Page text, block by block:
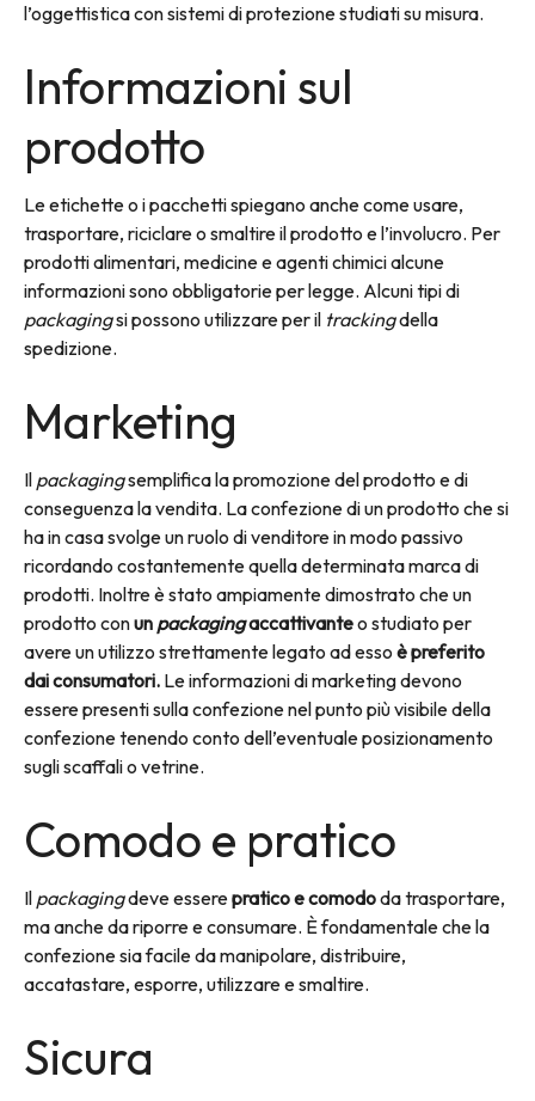
l’oggettistica con sistemi di protezione studiati su misura.
Informazioni sul
prodotto
Le etichette o i pacchetti spiegano anche come usare,
trasportare, riciclare o smaltire il prodotto e l’involucro. Per
prodotti alimentari, medicine e agenti chimici alcune
informazioni sono obbligatorie per legge. Alcuni tipi di
packagingsi possono utilizzare per il trackingdella
spedizione.
Marketing
Il packagingsemplifica la promozione del prodotto e di
conseguenza la vendita. La confezione di un prodotto che si
ha in casa svolge un ruolo di venditore in modo passivo
ricordando costantemente quella determinata marca di
prodotti. Inoltre è stato ampiamente dimostrato che un
prodotto conun packagingaccattivanteo studiato per
avere un utilizzo strettamente legato ad esso è preferito
dai consumatori. Le informazioni di marketing devono
essere presenti sulla confezione nel punto più visibile della
confezione tenendo conto dell’eventuale posizionamento
sugli scaffali o vetrine.
Comodo e pratico
Il packagingdeve esserepratico e comododa trasportare,
ma anche da riporre e consumare. È fondamentale che la
confezione sia facile da manipolare, distribuire,
accatastare, esporre, utilizzare e smaltire.
Sicura